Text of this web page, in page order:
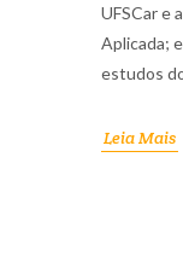
UFSCar e
Aplicada;
estudos
Leia Mais